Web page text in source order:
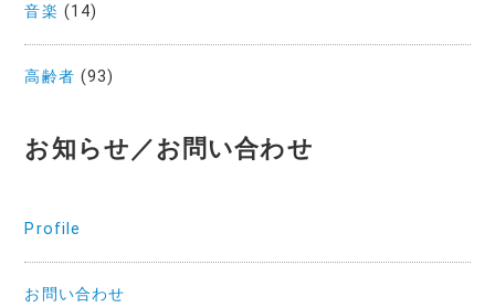
音楽 (14)
高齢者 (93)
お知らせ／お問い合わせ
Profile
お問い合わせ